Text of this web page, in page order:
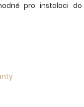
pro instalaci do